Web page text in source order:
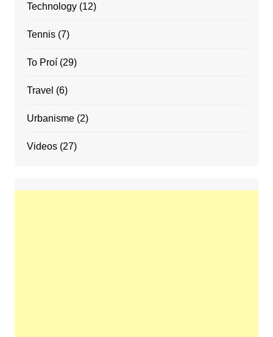
Technology(12)
Tennis(7)
To Proí(29)
Travel (6)
Urbanisme(2)
Videos(27)